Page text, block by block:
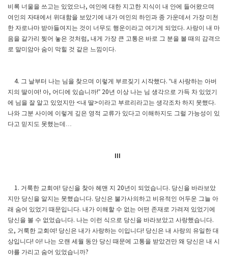
비록 너울을 쓰고는 있었으나, 여인에 대한 지고한 지식이 내 안에 들어왔으며
여인의 자태에서 위대함을 보았기에 내가 여인의 하인과 종 가운데서 가장 미천
한 자로나마 받아들여지는 것이 너무도 행운이라고 여기게 되었다. 사랑이 내 마
음을 갈가리 찢어 놓은 것처럼 , 내게 가장 큰 고통은 바로 그 분을 볼 때의 감격으
로 말미암아 숨이 막힐 것 같은 느낌이다.
4. 그 날부터 나는 님을 찾으며 이렇게 부르짖기 시작했다. “내 사랑하는 아버
지의 딸이여! 아, 어디에 있습니까!” 20년 이상 나는 님 생각으로 가득 차 있었기
에 님을 잘 알고 있었지만 <내 딸>이라고 부르리라고는 생각조차 하지 못했다.
나와 그분 사이에 이렇게 깊은 영적 교류가 있다고 이해하지도 그럴 가능성이 있
다고 믿지도 못했는데 …
1. 거룩한 교회여! 당신을 찾아 헤맨 지20년이 되었습니다. 당신을 바라보았
지만 당신을 알지는 못했습니다. 당신은 불가사의하고 비유적인 어두운 그늘 아
래 숨어 있었기 때문입니다. 내가 이해할 수 없는 어떤 존재로 가려져 있었기에
당신을 볼 수 없었습니다. 나는 이런 식으로 당신을 바라보았고 사랑했습니다.
오, 거룩한 교회여! 당신은 내가 사랑하는 이입니다! 당신은 내 사랑의 유일한 대
상입니다! 아! 나는 오랜 세월 동안 당신 때문에 고통을 받았건만 왜 당신은 내 시
야를 가리고 숨어 있었습니까?